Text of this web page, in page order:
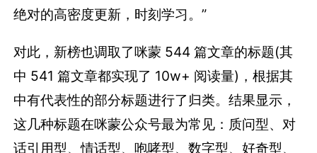
绝对的高密度更新，时刻学习。”
对此，新榜也调取了咪蒙 544 篇文章的标题(其
中 541 篇文章都实现了 10w+ 阅读量)，根据其
中有代表性的部分标题进行了归类。结果显示，
这几种标题在咪蒙公众号最为常见：质问型、对
话引用型、情话型、咆哮型、数字型、好奇型、